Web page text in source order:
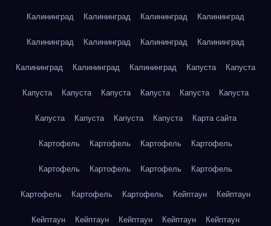
Калининград Калининград Калининград Калининград
Калининград Калининград Калининград Калининград
Калининград Калининград Калининград Капуста Капуста
Капуста Капуста Капуста Капуста Капуста Капуста
Капуста Капуста Капуста Капуста Карта сайта
Картофель Картофель Картофель Картофель
Картофель Картофель Картофель Картофель
Картофель Картофель Картофель Кейптаун Кейптаун
Кейптаун Кейптаун Кейптаун Кейптаун Кейптаун